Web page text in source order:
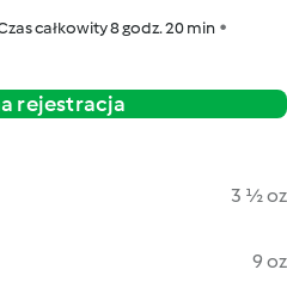
całkowity 8 godz. 20 min
rejestracja
3 ½ oz
9 oz